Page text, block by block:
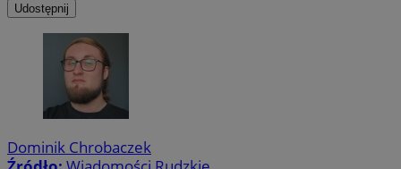
Udostępnij
Dominik Chrobaczek